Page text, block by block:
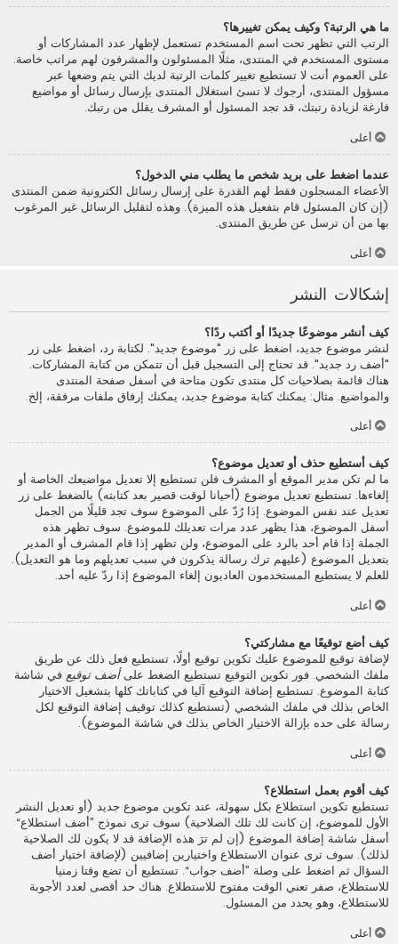
ما هي الرتبة؟ وكيف يمكن تغييرها؟
الرتب التي تظهر تحت اسم المستخدم تستعمل لإظهار عدد المشاركات أو
مستوى المستخدم في المنتدى، مثلًا المسئولون والمشرفون لهم مراتب خاصة.
على العموم أنت لا تستطيع تغيير كلمات الرتبة لديك التي يتم وضعها عبر
مسؤول المنتدى، أرجوك لا تسئ استغلال المنتدى بإرسال رسائل أو مواضيع
فارغة لزيادة رتبتك، قد تجد المسئول أو المشرف يقلل من رتبك.
أعلى
عندما اضغط على بريد شخص ما يطلب مني الدخول؟
الأعضاء المسجلون فقط لهم القدرة على إرسال رسائل الكترونية ضمن المنتدى
(إن كان المسئول قام بتفعيل هذه الميزة). وهذه لتقليل الرسائل غير المرغوب
بها من أن ترسل عن طريق المنتدى.
أعلى
إشكالات النشر
كيف أنشر موضوعًا جديدًا أو أكتب ردًا؟
لنشر موضوع جديد، اضغط على زر "موضوع جديد". لكتابة رد، اضغط على زر
"أضف رد جديد". قد تحتاج إلى التسجيل قبل أن تتمكن من كتابة المشاركات.
هناك قائمة بصلاحيات كل منتدى تكون متاحة في أسفل صفحة المنتدى
والمواضيع. مثال: يمكنك كتابة موضوع جديد، يمكنك إرفاق ملفات مرفقة، إلخ.
أعلى
كيف أستطيع حذف أو تعديل موضوع؟
ما لم تكن مدير الموقع أو المشرف فلن تستطيع إلا تعديل مواضيعك الخاصة أو
إلغاءها. تستطيع تعديل موضوع (أحيانا لوقت قصير بعد كتابته) بالضغط على زر
تعديل عند نفس الموضوع. إذا رُدّ على الموضوع سوف تجد قليلًا من الجمل
أسفل الموضوع، هذا يظهر عدد مرات تعديلك للموضوع. سوف تظهر هذه
الجملة إذا قام أحد بالرد على الموضوع، ولن تظهر إذا قام المشرف أو المدير
بتعديل الموضوع (عليهم ترك رسالة يذكرون في سبب تعديلهم وما هو التعديل).
للعلم لا يستطيع المستخدمون العاديون إلغاء الموضوع إذا ردّ عليه أحد.
أعلى
كيف أضع توقيعًا مع مشاركتي؟
لإضافة توقيع للموضوع عليك تكوين توقيع أولًا، تستطيع فعل ذلك عن طريق
ملفك الشخصي. فور تكوين التوقيع تستطيع الضغط علىأضف توقيع في شاشة
كتابة الموضوع. تستطيع إضافة التوقيع آليا في كتاباتك كلها بتشغيل الاختيار
الخاص بذلك في ملفك الشخصي (تستطيع كذلك توقيف إضافة التوقيع لكل
رسالة على حده بإزالة الاختيار الخاص بذلك في شاشة الموضوع).
أعلى
كيف أقوم بعمل استطلاع؟
تستطيع تكوين استطلاع بكل سهولة، عند تكوين موضوع جديد (أو تعديل النشر
الأول للموضوع، إن كانت لك تلك الصلاحية) سوف ترى نموذج ”أضف استطلاع“
أسفل شاشة إضافة الموضوع (إن لم ترَ هذه الإضافة قد لا يكون لك الصلاحية
لذلك). سوف ترى عنوان الاستطلاع واختيارين إضافيين (لإضافة اختيار أضف
السؤال ثم اضغط على وصلة ”أضف جواب“. تستطيع أن تضع وقتا زمنيا
للاستطلاع، صفر تعني الوقت مفتوح للاستطلاع. هناك حد أقصى لعدد الأجوبة
للاستطلاع، وهو يحدد من المسئول.
أعلى